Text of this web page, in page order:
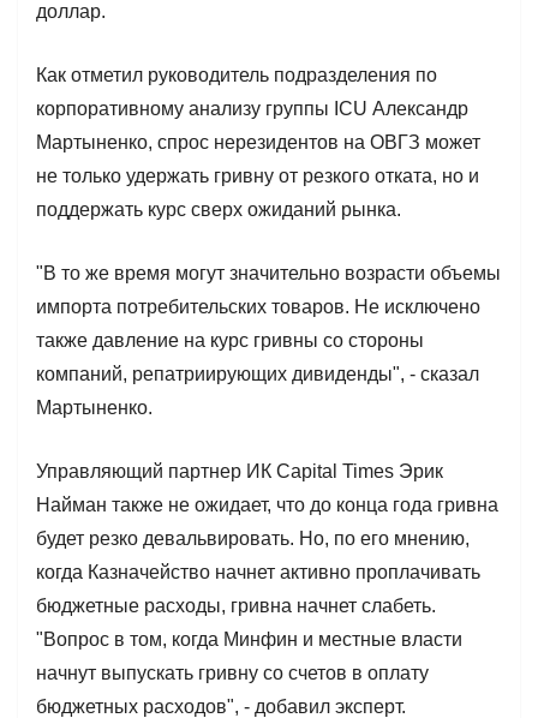
доллар.
Как отметил руководитель подразделения по
корпоративному анализу группы ICU Александр
Мартыненко, спрос нерезидентов на ОВГЗ может
не только удержать гривну от резкого отката, но и
поддержать курс сверх ожиданий рынка.
"В то же время могут значительно возрасти объемы
импорта потребительских товаров. Не исключено
также давление на курс гривны со стороны
компаний, репатриирующих дивиденды", - сказал
Мартыненко.
Управляющий партнер ИК Capital Times Эрик
Найман также не ожидает, что до конца года гривна
будет резко девальвировать. Но, по его мнению,
когда Казначейство начнет активно проплачивать
бюджетные расходы, гривна начнет слабеть.
"Вопрос в том, когда Минфин и местные власти
начнут выпускать гривну со счетов в оплату
бюджетных расходов", - добавил эксперт.